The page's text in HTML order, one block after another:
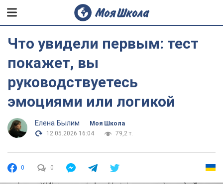
Что увидели первым: тест
покажет, вы
руководствуетесь
эмоциями или логикой
Елена Былим
Моя Школа
12.05.2026 16:04
79,2 т.
0 0